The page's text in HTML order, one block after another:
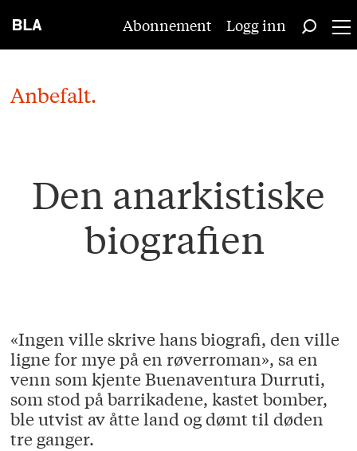
Abonnement Logg inn
Anbefalt.
Den anarkistiske
biografien
«Ingen ville skrive hans biografi, den ville
ligne for mye på en røverroman», sa en
venn som kjente Buenaventura Durruti,
som stod på barrikadene, kastet bomber,
ble utvist av åtte land og dømt til døden
tre ganger.